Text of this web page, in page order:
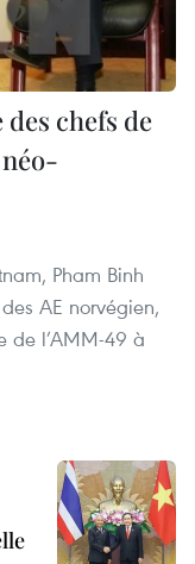
chefs de
Pham Binh
AE norvégien,
de l’AMM-49 à